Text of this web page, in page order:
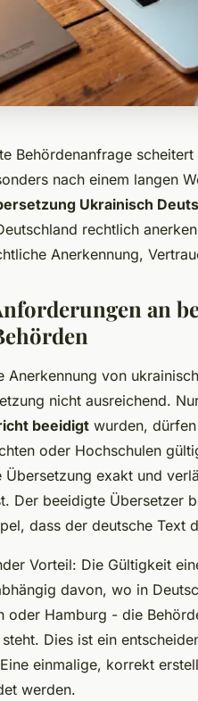
Behördenanfrage
nach einem langen
Ukrainisch
rechtlich
Anerkennung,
an
Anerkennung von
nicht ausreichend.
beeidigt wurden,
oder Hochschulen
Übersetzung exakt und
Der beeidigte Übersetzer
dass der deutsche Text
Vorteil: Die Gültigkeit
davon, wo in
oder Hamburg - die
Dies ist ein
einmalige, korrekt
werden.